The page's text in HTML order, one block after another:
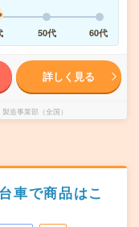
50代 60代
詳しく見る
造事業部（全国）
車で商品はこ